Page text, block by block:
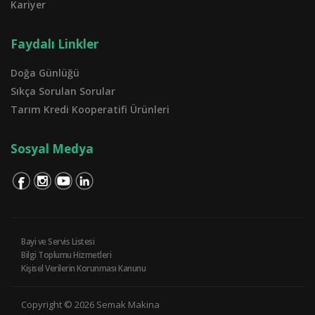
Kariyer
Faydalı Linkler
Doğa Günlüğü
Sıkça Sorulan Sorular
Tarım Kredi Kooperatifi Ürünleri
Sosyal Medya
Bayi ve Servis Listesi
Bilgi Toplumu Hizmetleri
Kişisel Verilerin Korunması Kanunu
Copyright © 2026 Semak Makina